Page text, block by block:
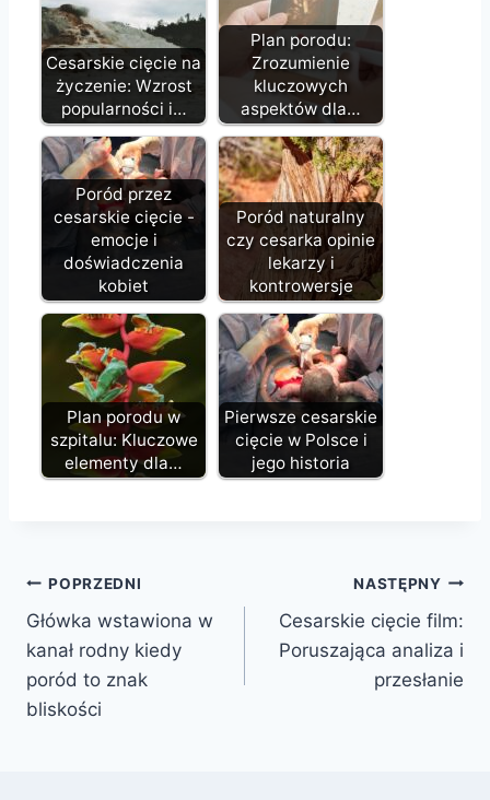
Cesarskie cięcie na
życzenie: Wzrost
popularności i…
Plan porodu:
Zrozumienie
kluczowych
aspektów dla…
Poród przez
cesarskie cięcie -
emocje i
doświadczenia
kobiet
Poród naturalny
czy cesarka opinie
lekarzy i
kontrowersje
Plan porodu w
szpitalu: Kluczowe
elementy dla…
Pierwsze cesarskie
cięcie w Polsce i
jego historia
Nawigacja
wpisu
POPRZEDNI
Główka wstawiona w
kanał rodny kiedy
poród to znak
bliskości
NASTĘPNY
Cesarskie cięcie film:
Poruszająca analiza i
przesłanie